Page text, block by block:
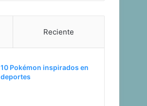
a
n
e
t
Reciente
10 Pokémon inspirados en
deportes